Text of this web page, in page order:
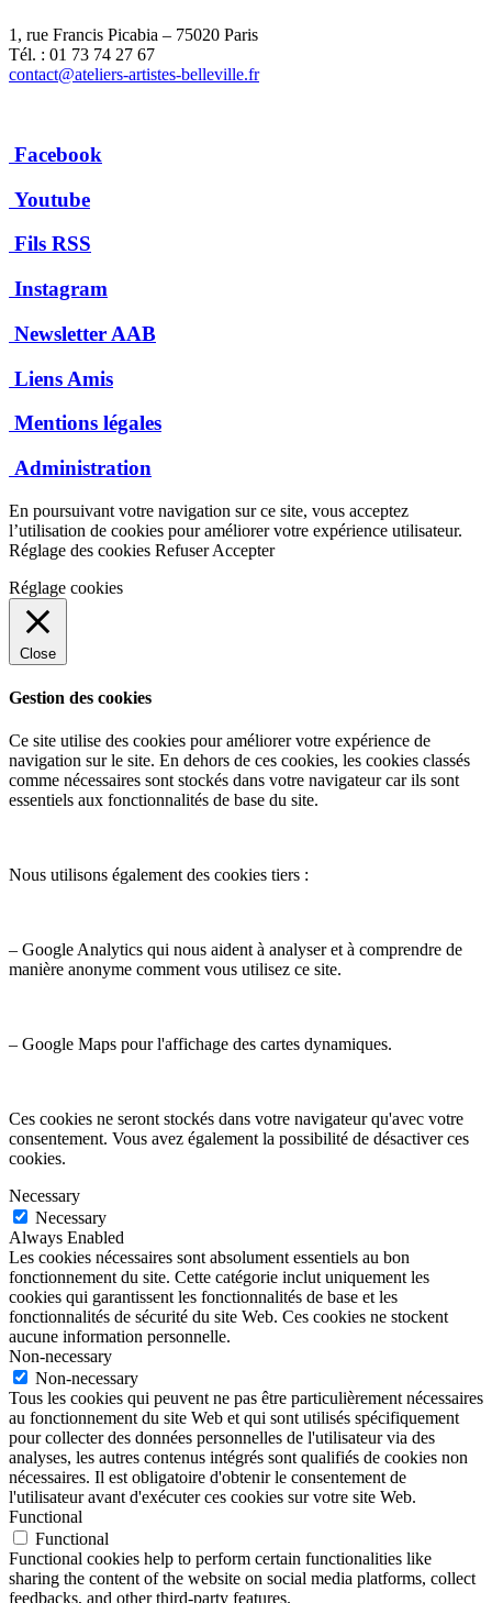
1, rue Francis Picabia – 75020 Paris
Tél. : 01 73 74 27 67
contact@ateliers-artistes-belleville.fr
Facebook
Youtube
Fils RSS
Instagram
Newsletter AAB
Liens Amis
Mentions légales
Administration
En poursuivant votre navigation sur ce site, vous acceptez
l’utilisation de cookies pour améliorer votre expérience utilisateur.
Réglage des cookies Refuser Accepter
Réglage cookies
Close
Gestion des cookies
Ce site utilise des cookies pour améliorer votre expérience de
navigation sur le site. En dehors de ces cookies, les cookies classés
comme nécessaires sont stockés dans votre navigateur car ils sont
essentiels aux fonctionnalités de base du site.
Nous utilisons également des cookies tiers :
– Google Analytics qui nous aident à analyser et à comprendre de
manière anonyme comment vous utilisez ce site.
– Google Maps pour l'affichage des cartes dynamiques.
Ces cookies ne seront stockés dans votre navigateur qu'avec votre
consentement. Vous avez également la possibilité de désactiver ces
cookies.
Necessary
Necessary
Always Enabled
Les cookies nécessaires sont absolument essentiels au bon
fonctionnement du site. Cette catégorie inclut uniquement les
cookies qui garantissent les fonctionnalités de base et les
fonctionnalités de sécurité du site Web. Ces cookies ne stockent
aucune information personnelle.
Non-necessary
Non-necessary
Tous les cookies qui peuvent ne pas être particulièrement nécessaires
au fonctionnement du site Web et qui sont utilisés spécifiquement
pour collecter des données personnelles de l'utilisateur via des
analyses, les autres contenus intégrés sont qualifiés de cookies non
nécessaires. Il est obligatoire d'obtenir le consentement de
l'utilisateur avant d'exécuter ces cookies sur votre site Web.
Functional
Functional
Functional cookies help to perform certain functionalities like
sharing the content of the website on social media platforms, collect
feedbacks, and other third-party features.